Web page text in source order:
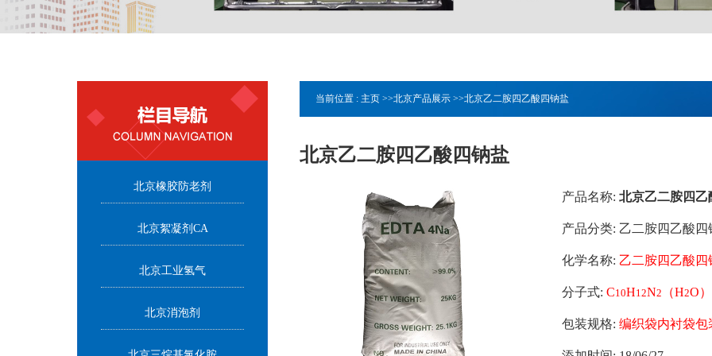
北京橡胶防老剂
北京絮凝剂CA
北京工业氢气
北京消泡剂
当前位置 : 主页 >>北京产品展示 >>北京乙二胺四乙酸四钠盐
北京乙二胺四乙酸四钠盐
产品名称: 北京乙二胺四乙
产品分类: 乙二胺四乙酸四
化学名称: 乙二胺四乙酸四
分子式: C10H12N2 （H2O）
包装规格: 编织袋内衬袋包